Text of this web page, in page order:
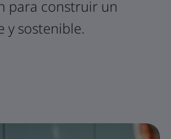
para construir un
y sostenible.